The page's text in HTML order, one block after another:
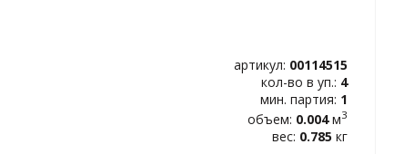
артикул: 00114515
кол-во в уп.: 4
мин. партия: 1
объем: 0.004м3
вес: 0.785 кг